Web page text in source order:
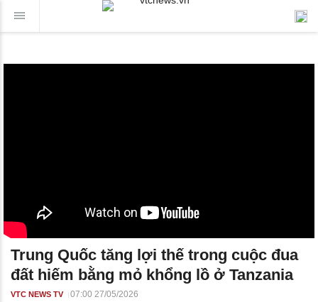
Trung Quốc tăng lợi thế trong cuộc đua
đất hiếm bằng mỏ khổng lồ ở Tanzania
VTC NEWS TV 07:00 27/05/2026